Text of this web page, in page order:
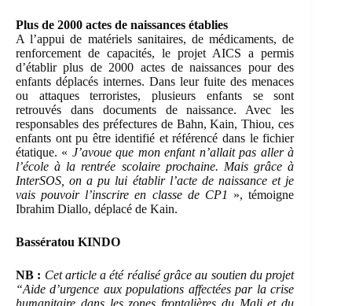
Plus de 2000 actes de naissances établies
A l’appui de matériels sanitaires, de médicaments, de
renforcement de capacités, le projet AICS a permis
d’établir plus de 2000 actes de naissances pour des
enfants déplacés internes. Dans leur fuite des menaces
ou attaques terroristes, plusieurs enfants se sont
retrouvés dans documents de naissance. Avec les
responsables des préfectures de Bahn, Kain, Thiou, ces
enfants ont pu être identifié et référencé dans le fichier
étatique. « J’avoue que mon enfant n’allait pas aller à
l’école à la rentrée scolaire prochaine. Mais grâce à
InterSOS, on a pu lui établir l’acte de naissance et je
vais pouvoir l’inscrire en classe de CP1 », témoigne
Ibrahim Diallo, déplacé de Kain.
Bassératou KINDO
NB : Cet article a été réalisé grâce au soutien du projet
“Aide d’urgence aux populations affectées par la crise